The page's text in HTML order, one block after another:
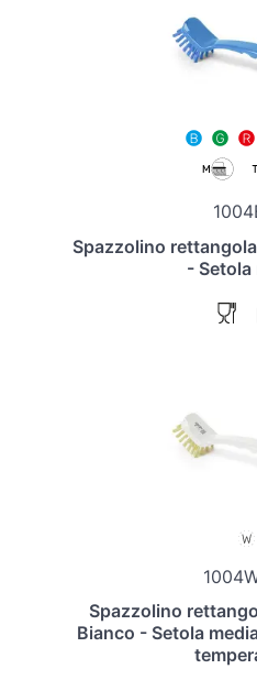
Spazzolino
- Setola
Spazzolino
Bianco - Setola